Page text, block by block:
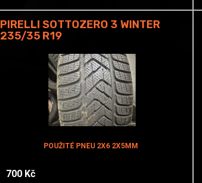
PIRELLI SOTTOZERO 3 WINTER
235/35 R19
POUŽITÉ PNEU 2X6 2X5MM
700 Kč